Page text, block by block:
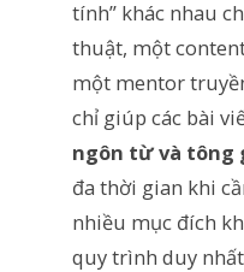
tính” khác nhau
thuật, một
một mentor
chỉ giúp các bài
ngôn từ và tông
đa thời gian khi
nhiều mục đích
quy trình duy